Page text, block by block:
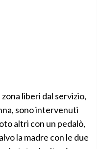
liberi dal servizio,
sono intervenuti
altri con un pedalò,
la madre con le due